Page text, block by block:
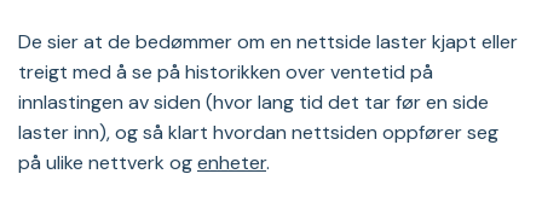
De sier at de bedømmer om en nettside laster kjapt eller
treigt med å se på historikken over ventetid på
innlastingen av siden (hvor lang tid det tar før en side
laster inn), og så klart hvordan nettsiden oppfører seg
på ulike nettverk ogenheter.